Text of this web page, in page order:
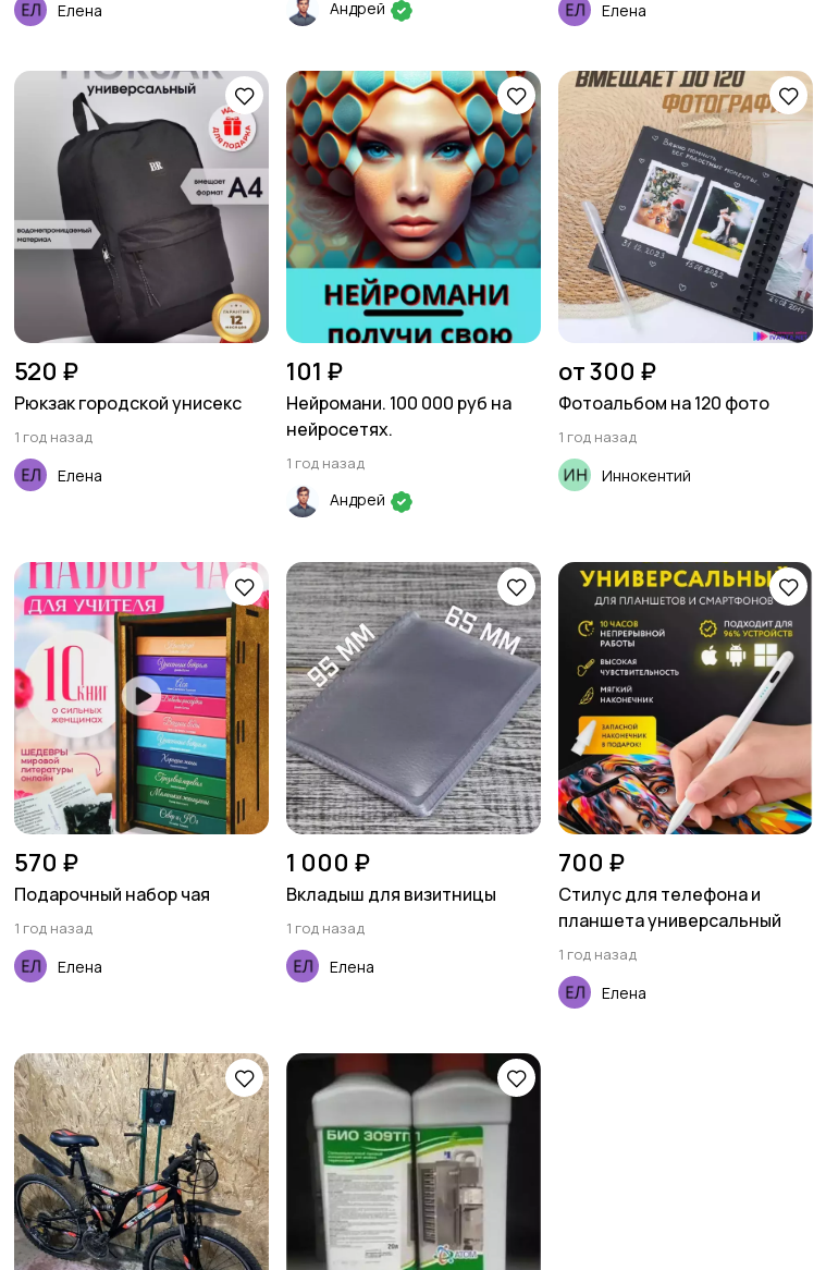
Елена Андрей Елена
520 ₽
Рюкзак городской унисекс
1 год назад
Елена
101 ₽
Нейромани. 100 000 руб на
нейросетях.
1 год назад
Андрей
от 300 ₽
Фотоальбом на 120 фото
1 год назад
Иннокентий
570 ₽
Подарочный набор чая
1 год назад
Елена
1 000 ₽
Вкладыш для визитницы
1 год назад
Елена
700 ₽
Стилус для телефона и
планшета универсальный
1 год назад
Елена